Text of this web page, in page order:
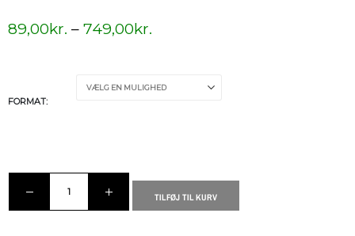
89,00kr. – 749,00kr.
FORMAT
TILFØJ TIL KURV